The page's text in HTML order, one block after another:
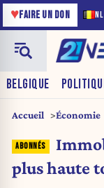
NL
♥FAIRE UN DON
BELGIQUE
Accueil Économie
plus haute